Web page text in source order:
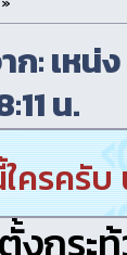
ก: เห
น.
ครครั
กระทู้